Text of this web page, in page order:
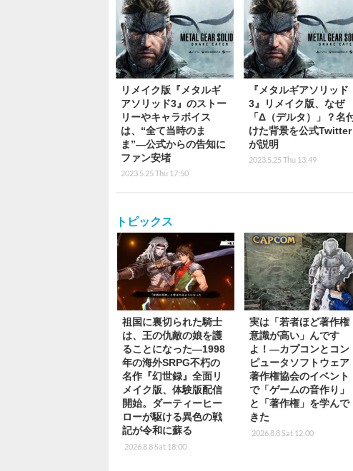
リメイク版『メタルギ
アソリッド3』のストー
リーやキャラボイス
は、“全て当時のま
ま”―公式からの告知に
ファン安堵
2023.5.25 Thu 17:50
『メタルギアソリッド
3』リメイク版、なぜ
「Δ（デルタ）」？名
けた背景を公式Twitter
が説明
2023.5.25 Thu 13:49
トピックス
祖国に裏切られた騎士
は、王の仇敵の娘を護
ることになった―1998
年の海外SRPG不朽の
名作『幻世録』全面リ
メイク版、体験版配信
開始。ダーティーヒー
ローが駆ける異色の戦
記が令和に蘇る
2026.8.8 Sat 18:00
実は「若者ほど著作権
意識が高い」んです
よ！―カプコンとコン
ピュータソフトウェア
著作権協会のイベント
で「ゲームの音作り」
と「著作権」を学んで
きた
2026.8.8 Sat 12:00